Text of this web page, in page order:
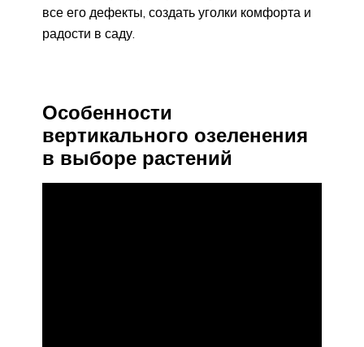
все его дефекты, создать уголки комфорта и
радости в саду.
Особенности
вертикального озеленения
в выборе растений